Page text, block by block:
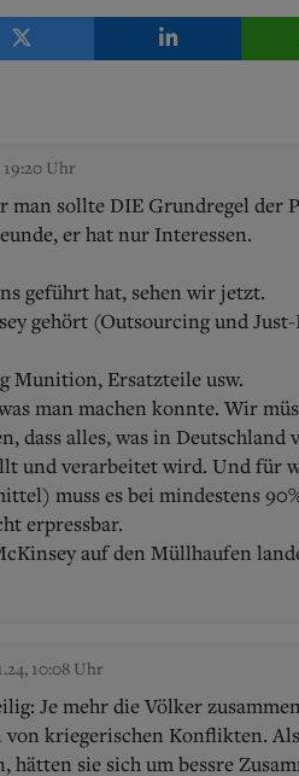
19:20 Uhr
man sollte DIE Grundregel der
er hat nur Interessen.
geführt hat, sehen wir jetzt.
gehört (Outsourcing und
Munition, Ersatzteile usw.
man machen konnte. Wir
dass alles, was in
und verarbeitet wird. Und für
muss es bei mindestens
erpressbar.
auf den Müllhaufen
10:08 Uhr
Je mehr die Völker
kriegerischen Konflikten.
hätten sie sich um bessre